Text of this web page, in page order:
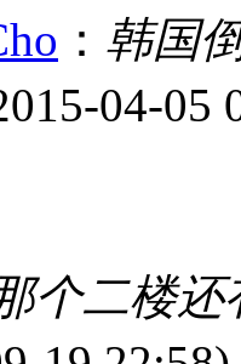
： 韩国
04-05
个二楼